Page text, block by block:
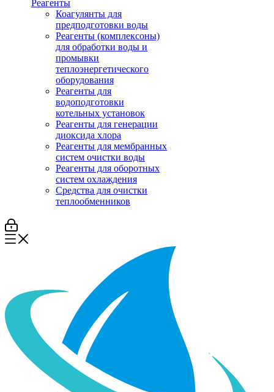
Реагенты
Коагулянты для
предподготовки воды
Реагенты (комплексоны)
для обработки воды и
промывки
теплоэнергетического
оборудования
Реагенты для
водоподготовки
котельных установок
Реагенты для генерации
диоксида хлора
Реагенты для мембранных
систем очистки воды
Реагенты для оборотных
систем охлаждения
Средства для очистки
теплообменников